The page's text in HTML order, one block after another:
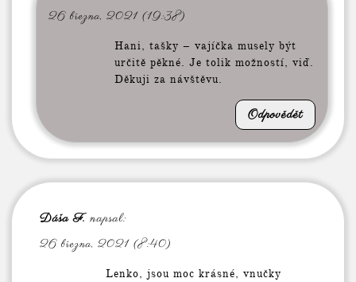
26 března, 2021 (19:38)
Hani, tašky – vajíčka musely být
určitě pěkné. Je tolik možností, viď.
Děkuji za návštěvu.
Odpovědět
Dáša F. napsal:
26 března, 2021 (8:40)
Lenko, jsou moc krásné, vnučky